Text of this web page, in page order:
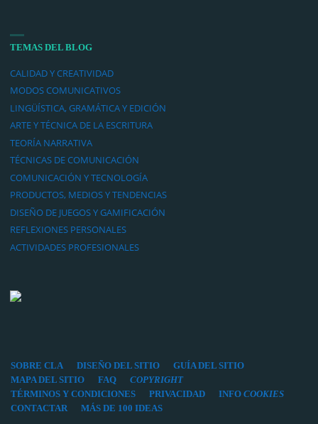
TEMAS DEL BLOG
CALIDAD Y CREATIVIDAD
MODOS COMUNICATIVOS
LINGÜÍSTICA, GRAMÁTICA Y EDICIÓN
ARTE Y TÉCNICA DE LA ESCRITURA
TEORÍA NARRATIVA
TÉCNICAS DE COMUNICACIÓN
COMUNICACIÓN Y TECNOLOGÍA
PRODUCTOS, MEDIOS Y TENDENCIAS
DISEÑO DE JUEGOS Y GAMIFICACIÓN
REFLEXIONES PERSONALES
ACTIVIDADES PROFESIONALES
SOBRE CLA DISEÑO DEL SITIO
GUÍA DEL SITIO
MAPA DEL SITIO
FAQ
COPYRIGHT
TÉRMINOS Y CONDICIONES
PRIVACIDAD INFOCOOKIES
CONTACTAR
MÁS DE 100 IDEAS